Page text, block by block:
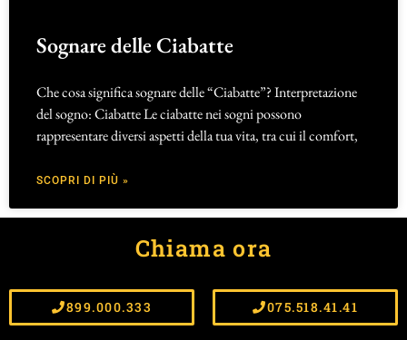
Sognare delle Ciabatte
Che cosa significa sognare delle “Ciabatte”? Interpretazione
del sogno: Ciabatte Le ciabatte nei sogni possono
rappresentare diversi aspetti della tua vita, tra cui il comfort,
SCOPRI DI PIÙ »
Chiama ora
899.000.333 075.518.41.41